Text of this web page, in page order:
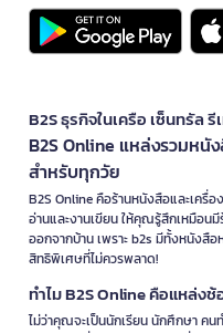
B2S ธุรกิจในเครือ เซ็นทรัล
B2S Online แหล่งรวมหนั
สำหรับทุกวัย
B2S Online คือร้านหนังสือและเครื่
อ่านและงานเขียน ให้คุณรู้สึกเหมือน
ออกจากบ้าน เพราะ b2s มีทั้งหนังสื
สิทธิพิเศษที่ไม่ควรพลาด!
ทำไม B2S Online คือแหล่
ไม่ว่าคุณจะเป็นนักเรียน นักศึกษา ค